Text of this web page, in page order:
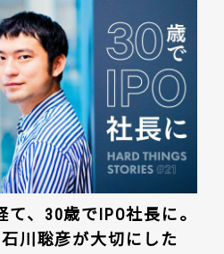
、30歳でIPO社長に。
川聡彦が大切にした